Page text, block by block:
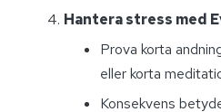
Hantera stress med
Prova korta
eller korta
Konsekvens